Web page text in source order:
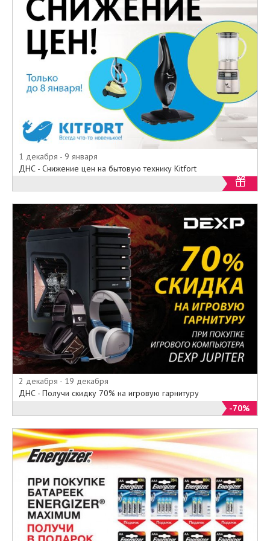
собственнымибрендами DNS и AIRTONE
которые также представлены в
каталогах товаров на
страницах официального сайта ДНС. Воплощая
свою главную идею –
предоставления всем
покупателям компьютерной
техники максимума рабочих
возможностей по минимальным
ценам. Что делает DNS уже не
просто торговой компанией, но и
полноценным производителем
высококачественной и
конкурентно способной
цифровой техники. Узнать о
новинках цифровой техники и
электроники ДНС, посмотреть
каталоги товаров и
изучить цены, получить
консультацию по интересующим
вас товарам можно
воспользовавшись официальным
сайтом сети цифровых магазинов
ДНС (DNS). Здесь же вам окажут
квалифицированную
тех.поддержку по любому
вопросу, касающемуся техники
продаваемой в магазинах DNS.
Ну и конечно же здесь вы
можете воспользоваться
официальным интернет-
магазином ДНС для оформления
заявки на оплату и
доставку товара. Все ваши
пожелания и предложения
руководители компании ждут на
странице” обратной связи” –это
поможет им усовершенствовать
работу магазинов DNS и сделать
их ещё лучше. Сайт компании
1 декабря - 9 января
ДНС - Снижение цен на бытовую технику Kitfort
2 декабря - 19 декабря
ДНС - Получи скидку 70% на игровую гарнитуру
-70%